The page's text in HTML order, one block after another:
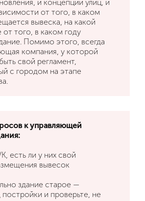
и концепции улиц, и
от того, в каком
вывеска, на какой
от того, в каком году
Помимо этого, всегда
компания, у которой
свой регламент,
с городом на этапе
к управляющей
есть ли у них свой
вывесок
здание старое —
постройки и проверьте, не